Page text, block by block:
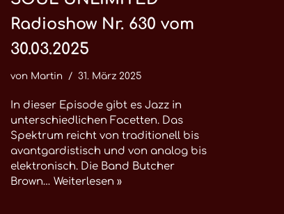
Radioshow Nr. 630 vom
30.03.2025
von Martin 31. März 2025
In dieser Episode gibt es Jazz in
unterschiedlichen Facetten. Das
Spektrum reicht von traditionell bis
avantgardistisch und von analog bis
elektronisch. Die Band Butcher
Brown… Weiterlesen »